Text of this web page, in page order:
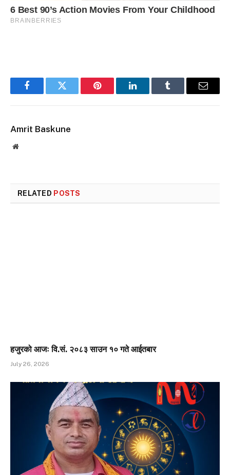
FacebookTwitter Pinterest LinkedInTumblr Email
Amrit Baskune
Website
RELATED POSTS
हजुरको आजः वि.सं. २०८३ साउन १० गते आईतबार
July 26, 2026